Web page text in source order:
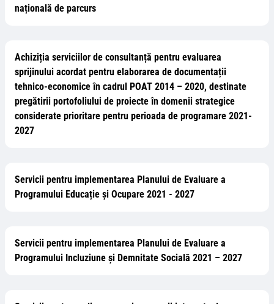
națională de parcurs
Achiziția serviciilor de consultanță pentru evaluarea
sprijinului acordat pentru elaborarea de documentații
tehnico-economice în cadrul POAT 2014 – 2020, destinate
pregătirii portofoliului de proiecte în domenii strategice
considerate prioritare pentru perioada de programare 2021-
2027
Servicii pentru implementarea Planului de Evaluare a
Programului Educație și Ocupare 2021 - 2027
Servicii pentru implementarea Planului de Evaluare a
Programului Incluziune și Demnitate Socială 2021 – 2027